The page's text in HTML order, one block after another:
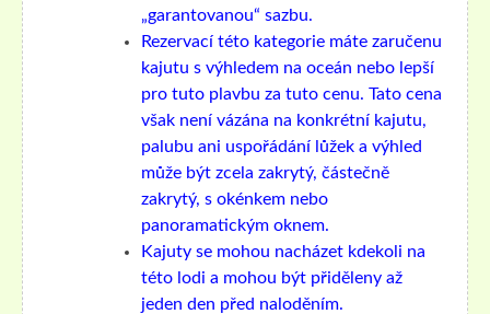
„garantovanou“ sazbu.
Rezervací této kategorie máte zaručenu
kajutu s výhledem na oceán nebo lepší
pro tuto plavbu za tuto cenu. Tato cena
však není vázána na konkrétní kajutu,
palubu ani uspořádání lůžek a výhled
může být zcela zakrytý, částečně
zakrytý, s okénkem nebo
panoramatickým oknem.
Kajuty se mohou nacházet kdekoli na
této lodi a mohou být přiděleny až
jeden den před naloděním.